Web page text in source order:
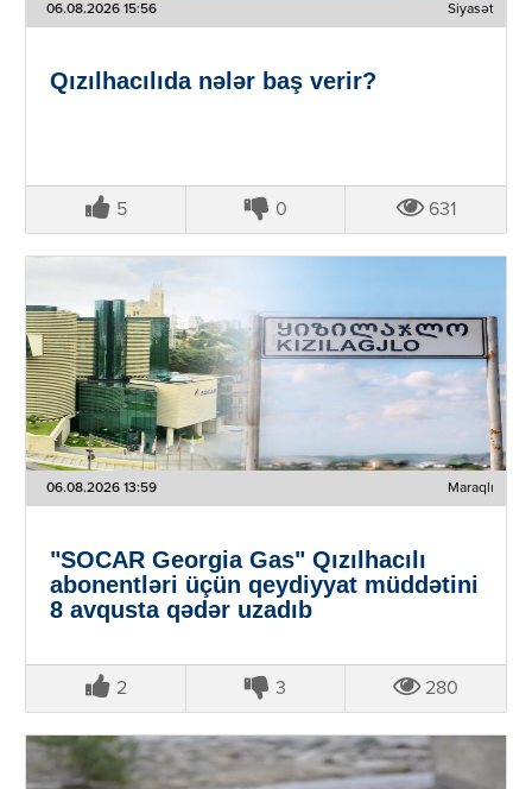
06.08.2026 15:56 Siyasət
Qızılhacılıda nələr baş verir?
5 0 631
06.08.2026 13:59 Maraqlı
"SOCAR Georgia Gas" Qızılhacılı
abonentləri üçün qeydiyyat müddətini
8 avqusta qədər uzadıb
2 3 280